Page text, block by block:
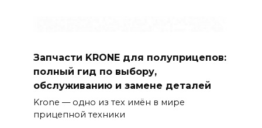
Запчасти KRONE для полуприцепов:
полный гид по выбору,
обслуживанию и замене деталей
Krone — одно из тех имён в мире
прицепной техники